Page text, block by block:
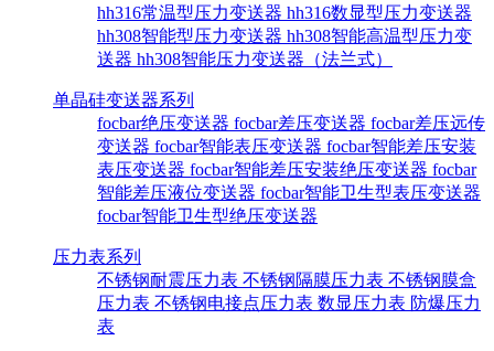
hh316常温型压力变送器 hh316数显型压力变送器
hh308智能型压力变送器 hh308智能高温型压力变
送器 hh308智能压力变送器（法兰式）
单晶硅变送器系列
focbar绝压变送器 focbar差压变送器 focbar差压远传
变送器 focbar智能表压变送器 focbar智能差压安装
表压变送器 focbar智能差压安装绝压变送器 focbar
智能差压液位变送器 focbar智能卫生型表压变送器
focbar智能卫生型绝压变送器
压力表系列
不锈钢耐震压力表 不锈钢隔膜压力表 不锈钢膜盒
压力表 不锈钢电接点压力表 数显压力表 防爆压力
表